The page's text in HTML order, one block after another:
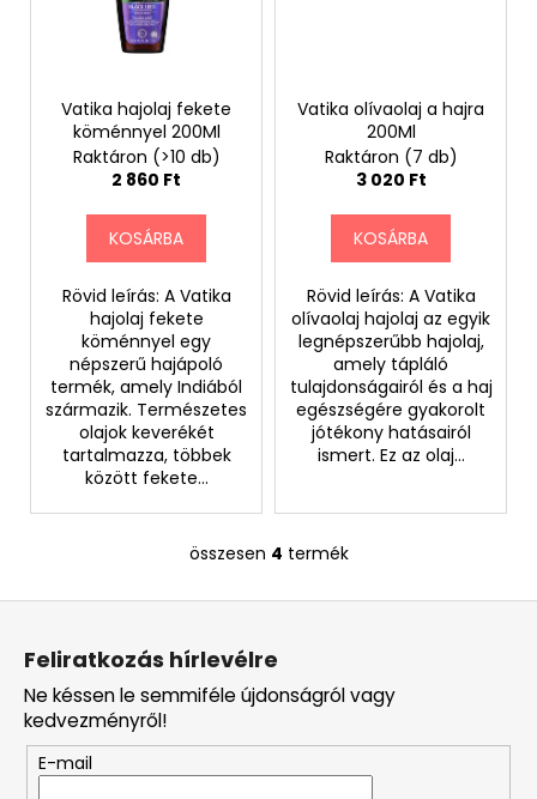
Vatika hajolaj fekete
köménnyel 200Ml
Raktáron (>10 db)
2 860 Ft
KOSÁRBA
Rövid leírás: A Vatika
hajolaj fekete
köménnyel egy
népszerű hajápoló
termék, amely Indiából
származik. Természetes
olajok keverékét
tartalmazza, többek
között fekete...
Vatika olívaolaj a hajra
200Ml
Raktáron (7 db)
3 020 Ft
KOSÁRBA
Rövid leírás: A Vatika
olívaolaj hajolaj az egyik
legnépszerűbb hajolaj,
amely tápláló
tulajdonságairól és a haj
egészségére gyakorolt
jótékony hatásairól
ismert. Ez az olaj...
L
i
a
i
á
n
összesen 4 termék
Feliratkozás hírlevélre
Ne késsen le semmiféle újdonságról vagy
kedvezményről!
E-mail